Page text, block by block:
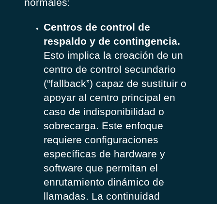
Centros de control de
respaldo y de contingencia.
Esto implica la creación de un
centro de control secundario
(“fallback”) capaz de sustituir o
apoyar al centro principal en
caso de indisponibilidad o
sobrecarga. Este enfoque
requiere configuraciones
específicas de hardware y
software que permitan el
enrutamiento dinámico de
llamadas. La continuidad